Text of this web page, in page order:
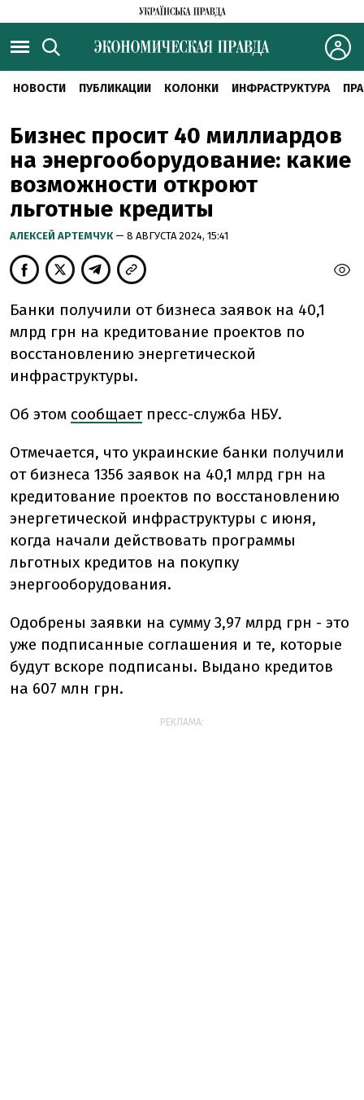
НОВОСТИ ПУБЛИКАЦИИ КОЛОНКИ ИНФРАСТРУКТУРА
Бизнес просит 40 миллиардов
на энергооборудование: какие
возможности откроют
льготные кредиты
АЛЕКСЕЙ АРТЕМЧУК — 8 АВГУСТА 2024, 15:41
Банки получили от бизнеса заявок на 40,1
млрд грн на кредитование проектов по
восстановлению энергетической
инфраструктуры.
Об этом сообщаетпресс-служба НБУ.
Отмечается, что украинские банки получили
от бизнеса 1356 заявок на 40,1 млрд грн на
кредитование проектов по восстановлению
энергетической инфраструктуры с июня,
когда начали действовать программы
льготных кредитов на покупку
энергооборудования.
Одобрены заявки на сумму 3,97 млрд грн - это
уже подписанные соглашения и те, которые
будут вскоре подписаны. Выдано кредитов
на 607 млн грн.
РЕКЛАМА: